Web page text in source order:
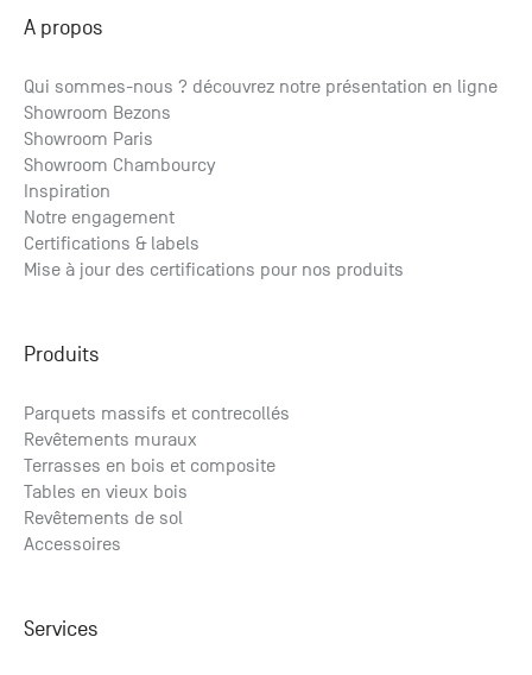
A propos
Qui sommes-nous ? découvrez notre présentation en ligne
Showroom Bezons
Showroom Paris
Showroom Chambourcy
Inspiration
Notre engagement
Certifications & labels
Mise à jour des certifications pour nos produits
Produits
Parquets massifs et contrecollés
Revêtements muraux
Terrasses en bois et composite
Tables en vieux bois
Revêtements de sol
Accessoires
Services